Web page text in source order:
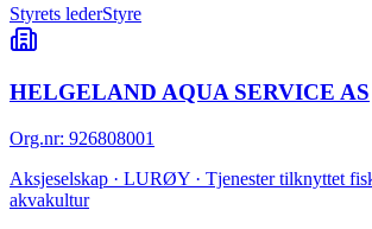
Styrets lederStyre
HELGELAND AQUA SERVICE AS
Org.nr: 926808001
Aksjeselskap · LURØY · Tjenester tilknyttet
akvakultur